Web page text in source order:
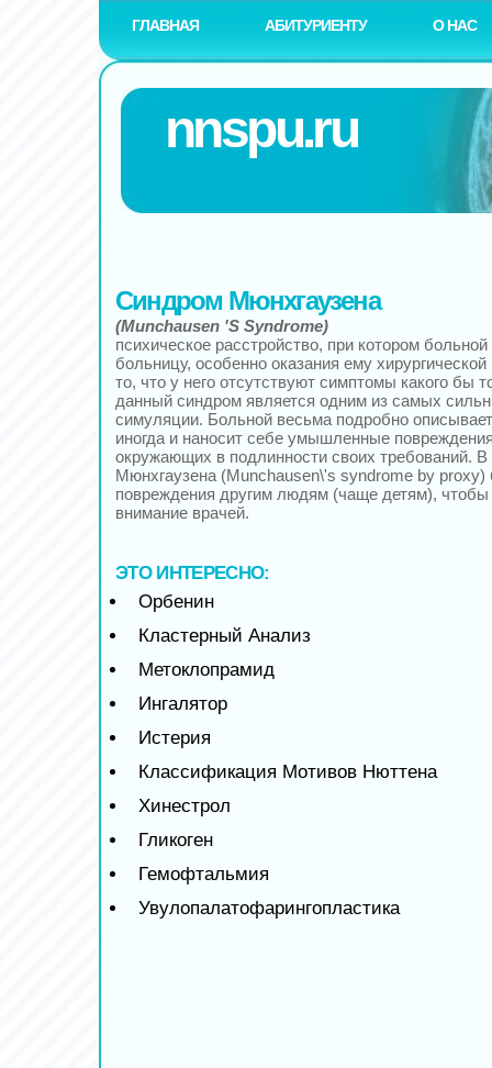
ГЛАВНАЯ АБИТУРИЕНТУ О НАС
nnspu.ru
Синдром Мюнхгаузена
(Munchausen 'S Syndrome)
психическое расстройство, при котором
больницу, особенно оказания ему
то, что у него отсутствуют симптомы какого бы
данный синдром является одним из самых
симуляции. Больной весьма подробно
иногда и наносит себе умышленные
окружающих в подлинности своих требований.
Мюнхгаузена (Munchausen\'s syndrome by proxy)
повреждения другим людям (чаще детям), чтобы
внимание врачей.
ЭТО ИНТЕРЕСНО:
Орбенин
Кластерный Анализ
Метоклопрамид
Ингалятор
Истерия
Классификация Мотивов Нюттена
Хинестрол
Гликоген
Гемофтальмия
Увулопалатофарингопластика